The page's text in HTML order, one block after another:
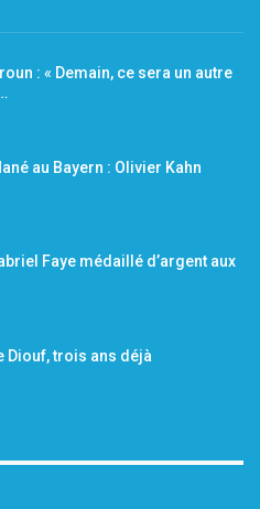
: « Demain, ce sera un autre
au Bayern : Olivier Kahn
Faye médaillé d’argent aux
Diouf, trois ans déjà